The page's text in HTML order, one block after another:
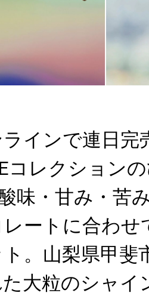
インで連日完
コレクション
味・甘み・苦
ートに合わ
。山梨県甲斐
大粒のシャイ